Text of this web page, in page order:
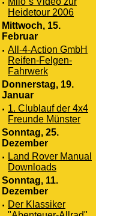
·
Heidetour 2006
Mittwoch, 15.
Februar
· All-4-Action GmbH
Reifen-Felgen-
Fahrwerk
Donnerstag, 19.
Januar
· 1. Clublauf der 4x4
Freunde Münster
Sonntag, 25.
Dezember
· Land Rover Manual
Downloads
Sonntag, 11.
Dezember
· Der Klassiker